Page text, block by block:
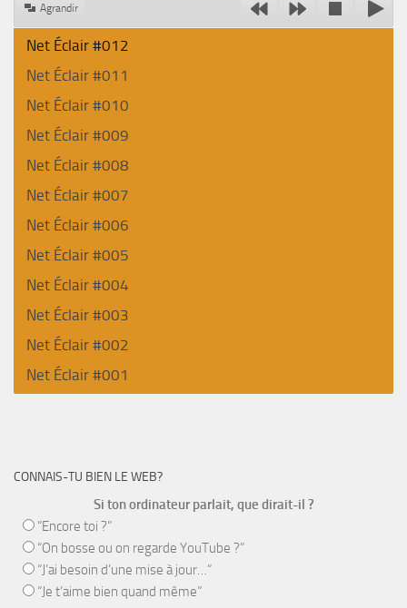
Agrandir
Net Éclair #012
Net Éclair #011
Net Éclair #010
Net Éclair #009
Net Éclair #008
Net Éclair #007
Net Éclair #006
Net Éclair #005
Net Éclair #004
Net Éclair #003
Net Éclair #002
Net Éclair #001
CONNAIS-TU BIEN LE WEB?
Si ton ordinateur parlait, que dirait-il ?
“Encore toi ?”
“On bosse ou on regarde YouTube ?”
“J’ai besoin d’une mise à jour…”
“Je t’aime bien quand même”